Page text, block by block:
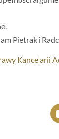
Pietrak i
Kancelarii